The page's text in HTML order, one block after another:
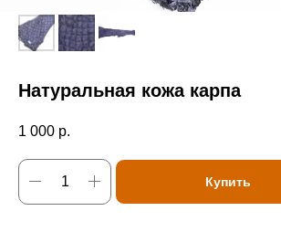
Натуральная кожа карпа
1 000 р.
Купить